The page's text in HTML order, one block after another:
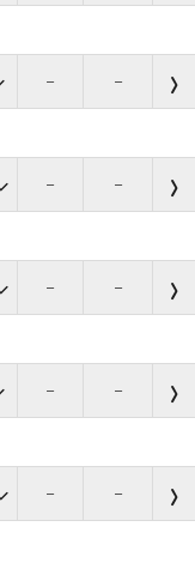
– –
– –
– –
– –
– –